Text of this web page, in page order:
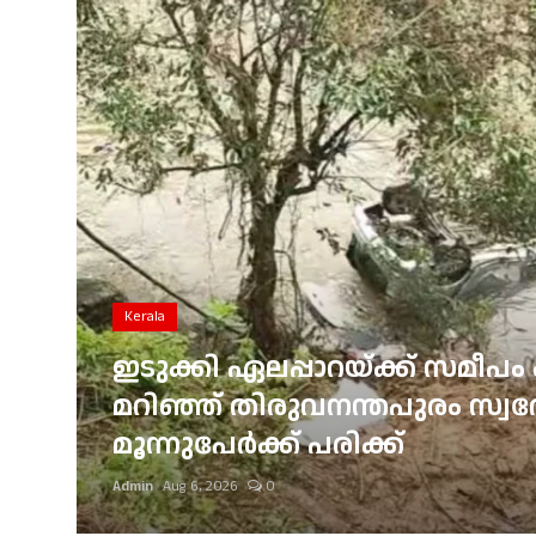
Gulf News
Loksabha Election 2024
Technology
Jobs Mall
Automotive
Shop Online
Education
Business
Kerala
ഇടുക്കി ഏലപ്പാറയ്ക്ക് സമീപം
മറിഞ്ഞ് തിരുവനന്തപുരം
മൂന്നുപേർക്ക് പരിക്ക്
Admin Aug 6, 2026 0